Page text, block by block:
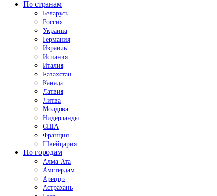
По странам
Беларусь
Россия
Украина
Германия
Израиль
Испания
Италия
Казахстан
Канада
Латвия
Литва
Молдова
Нидерланды
США
Франция
Швейцария
По городам
Алма-Ата
Амстердам
Ареццо
Астрахань